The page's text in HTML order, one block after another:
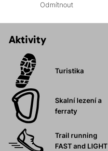
Aktivity
Turistika
Skalní lezení a
ferraty
Trail running
FAST and LIGHT
Odmítnout